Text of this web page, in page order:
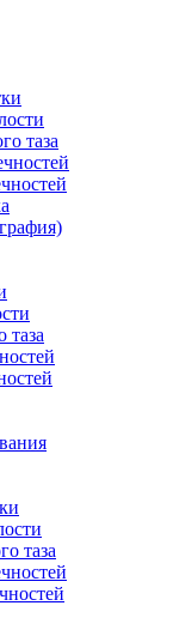
таза
таза
таза